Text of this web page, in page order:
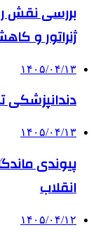
بررسی نقش
ژنراتور و
۱۴۰۵/۰۴/۱۳
۱۴۰۵/۰۴/۱۳
پیوندی
انقلاب
۱۴۰۵/۰۴/۱۲